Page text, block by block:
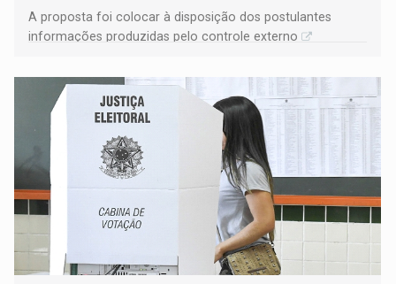
A proposta foi colocar à disposição dos postulantes
informações produzidas pelo controle externo